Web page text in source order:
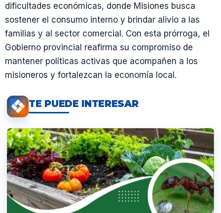
dificultades económicas, donde Misiones busca
sostener el consumo interno y brindar alivio a las
familias y al sector comercial. Con esta prórroga, el
Gobierno provincial reafirma su compromiso de
mantener políticas activas que acompañen a los
misioneros y fortalezcan la economía local.
TE PUEDE INTERESAR